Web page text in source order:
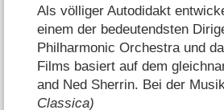
Als völliger Autodidakt
einem der bedeutendsten
Philharmonic Orchestra und
Films basiert auf dem
and Ned Sherrin. Bei der
Classica)